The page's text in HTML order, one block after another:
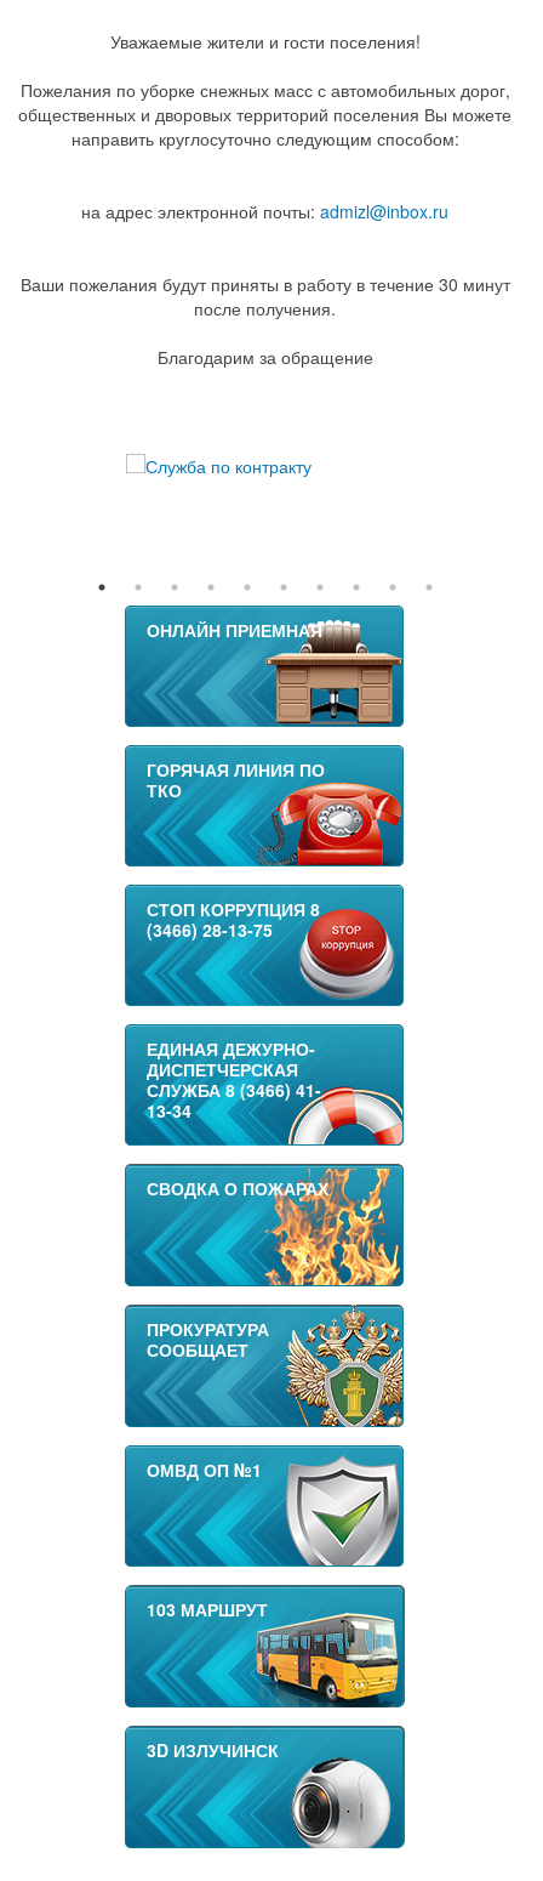
Уважаемые жители и гости поселения!
Пожелания по уборке снежных масс с автомобильных дорог,
общественных и дворовых территорий поселения Вы можете
направить круглосуточно следующим способом:
на адрес электронной почты: admizl@inbox.ru
Ваши пожелания будут приняты в работу в течение 30 минут
после получения.
Благодарим за обращение
ОНЛАЙН ПРИЕМНАЯ
ГОРЯЧАЯ ЛИНИЯ ПО
ТКО
СТОП КОРРУПЦИЯ 8
(3466) 28-13-75
ЕДИНАЯ ДЕЖУРНО-
ДИСПЕТЧЕРСКАЯ
СЛУЖБА 8 (3466) 41-
13-34
СВОДКА О ПОЖАРАХ
ПРОКУРАТУРА
СООБЩАЕТ
ОМВД ОП №1
103 МАРШРУТ
3D ИЗЛУЧИНСК